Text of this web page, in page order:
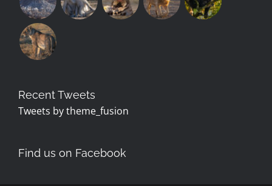
Recent Tweets
Tweets by theme_fusion
Find us on Facebook